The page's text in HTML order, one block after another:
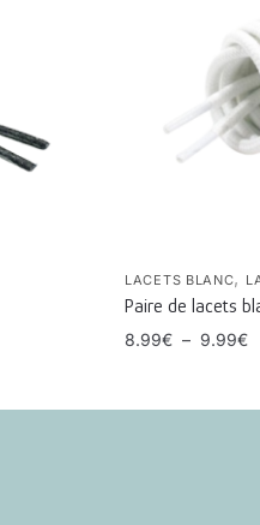
LACETS BLANC,
Paire de lacets
8.99€ – 9.99€